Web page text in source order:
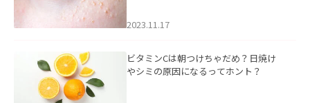
2023.11.17
ビタミンCは朝つけちゃだめ？日焼け
やシミの原因になるってホント？